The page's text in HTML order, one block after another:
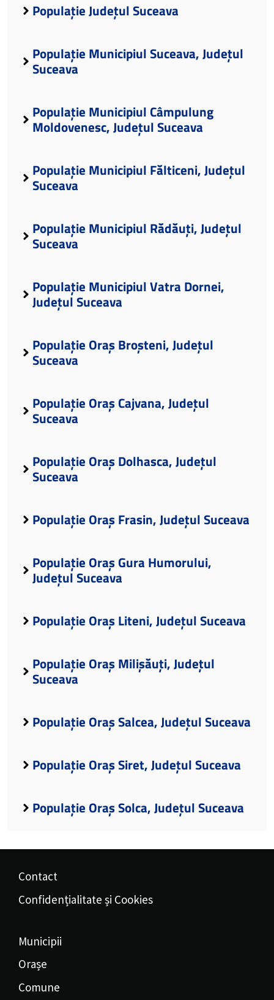
Populație Județul Suceava
Populație Municipiul Suceava, Județul
Suceava
Populație Municipiul Câmpulung
Moldovenesc, Județul Suceava
Populație Municipiul Fălticeni, Județul
Suceava
Populație Municipiul Rădăuți, Județul
Suceava
Populație Municipiul Vatra Dornei,
Județul Suceava
Populație Oraș Broșteni, Județul
Suceava
Populație Oraș Cajvana, Județul
Suceava
Populație Oraș Dolhasca, Județul
Suceava
Populație Oraș Frasin, Județul Suceava
Populație Oraș Gura Humorului,
Județul Suceava
Populație Oraș Liteni, Județul Suceava
Populație Oraș Milișăuți, Județul
Suceava
Populație Oraș Salcea, Județul Suceava
Populație Oraș Siret, Județul Suceava
Populație Oraș Solca, Județul Suceava
Contact
Confidențialitate și Cookies
Municipii
Orașe
Comune